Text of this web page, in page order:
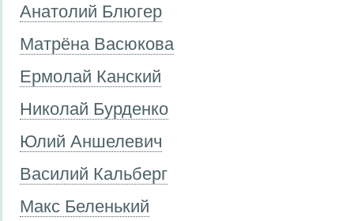
Анатолий Блюгер
Матрёна Васюкова
Ермолай Канский
Николай Бурденко
Юлий Аншелевич
Василий Кальберг
Макс Беленький